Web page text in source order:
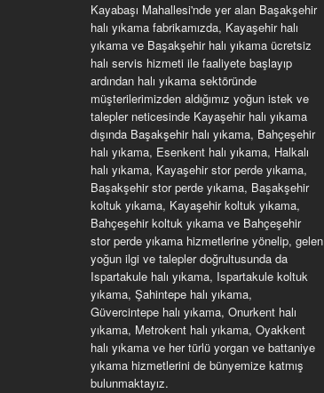
Kayabaşı Mahallesi'nde yer alan Başakşehir
halı yıkama fabrikamızda, Kayaşehir halı
yıkama ve Başakşehir halı yıkama ücretsiz
halı servis hizmeti ile faaliyete başlayıp
ardından halı yıkama sektöründe
müşterilerimizden aldığımız yoğun istek ve
talepler neticesinde Kayaşehir halı yıkama
dışında Başakşehir halı yıkama, Bahçeşehir
halı yıkama, Esenkent halı yıkama, Halkalı
halı yıkama, Kayaşehir stor perde yıkama,
Başakşehir stor perde yıkama, Başakşehir
koltuk yıkama, Kayaşehir koltuk yıkama,
Bahçeşehir koltuk yıkama ve Bahçeşehir
stor perde yıkama hizmetlerine yönelip, gelen
yoğun ilgi ve talepler doğrultusunda da
Ispartakule halı yıkama, Ispartakule koltuk
yıkama, Şahintepe halı yıkama,
Güvercintepe halı yıkama, Onurkent halı
yıkama, Metrokent halı yıkama, Oyakkent
halı yıkama ve her türlü yorgan ve battaniye
yıkama hizmetlerini de bünyemize katmış
bulunmaktayız.